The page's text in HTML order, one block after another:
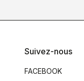
Suivez-nous
FACEBOOK